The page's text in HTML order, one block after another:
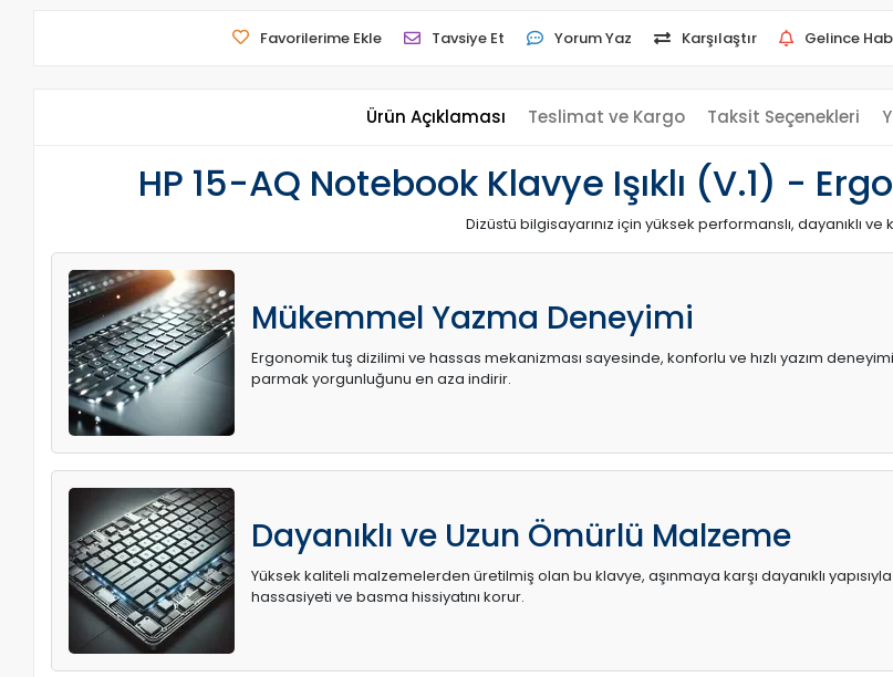
Favorilerime Ekle Tavsiye Et Yorum Yaz Karşılaştır Gelince
Ürün Açıklaması Teslimat ve Kargo Taksit Seçenekleri
HP 15-AQ Notebook Klavye Işıklı (V.1) -
Dizüstü bilgisayarınız için yüksek performanslı, dayanıklı
Mükemmel Yazma Deneyimi
Ergonomik tuş dizilimi ve hassas mekanizması sayesinde, konforlu ve hızlı yazım deneyimi
parmak yorgunluğunu en aza indirir.
Dayanıklı ve Uzun Ömürlü Malzeme
Yüksek kaliteli malzemelerden üretilmiş olan bu klavye, aşınmaya karşı dayanıklı
hassasiyeti ve basma hissiyatını korur.